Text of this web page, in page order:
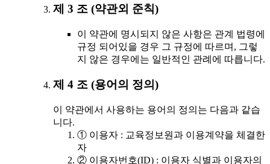
제 3 조 (약관외 준칙)
이 약관에 명시되지 않은 사항은 관계 법령에
규정 되어있을 경우 그 규정에 따르며, 그렇
지 않은 경우에는 일반적인 관례에 따릅니다.
제 4 조 (용어의 정의)
이 약관에서 사용하는 용어의 정의는 다음과 같습
니다.
① 이용자 : 교육정보원과 이용계약을 체결한
자
② 이용자번호(ID) : 이용자 식별과 이용자의